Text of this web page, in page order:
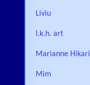
Liviu
l.k.h. art
Marianne Hikari
Mim